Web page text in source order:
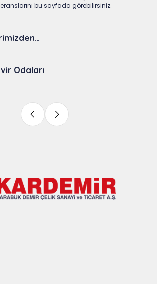
bu sayfada görebilirsiniz.
Odaları